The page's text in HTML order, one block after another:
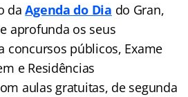
daAgenda do Dia do Gran,
aprofunda os seus
concursos públicos, Exame
e Residências
aulas gratuitas, de segunda